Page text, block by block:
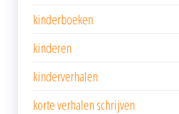
kinderboeken
kinderen
kinderverhalen
korte verhalen schrijven